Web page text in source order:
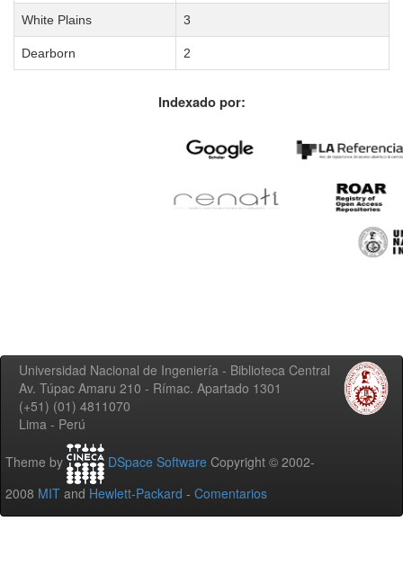
White Plains 3
Dearborn 2
Indexado por:
Universidad Nacional de Ingeniería - Biblioteca Central
Av. Túpac Amaru 210 - Rímac. Apartado 1301
(+51) (01) 4811070
Lima - Perú
Theme by DSpace Software Copyright © 2002-
2008 MIT and Hewlett-Packard - Comentarios